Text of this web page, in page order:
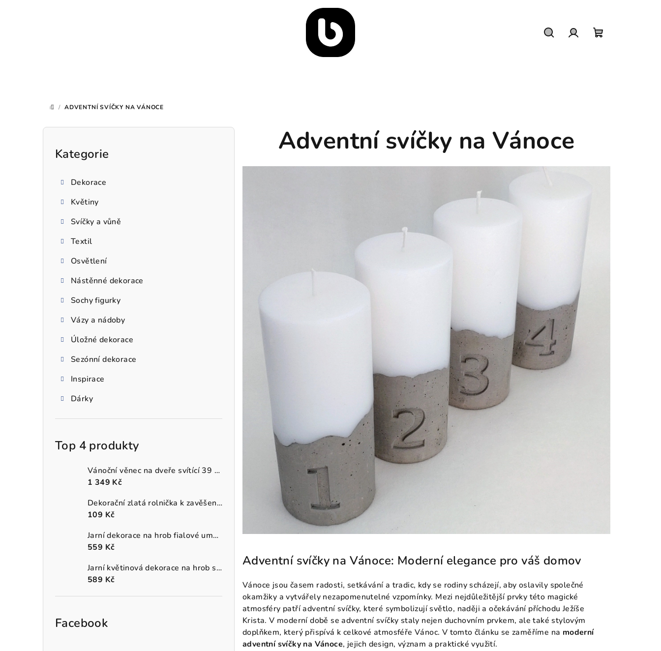
DOMŮ
/ ADVENTNÍ SVÍČKY NA VÁNOCE
P
Přeskočit
Kategorie
Dekorace
Květiny
Svíčky a vůně
Textil
Osvětlení
Nástěnné dekorace
Sochy figurky
Vázy a nádoby
Úložné dekorace
Sezónní dekorace
Inspirace
Dárky
Top 4 produkty
Vánoční věnec na dveře svítící 39 cm
1 349 Kč
Dekorační zlatá rolnička k zavěšení 10 cm
109 Kč
Jarní dekorace na hrob fialové umělé macešky v šedém truhlíku
559 Kč
Jarní květinová dekorace na hrob s oranžovými maceškami
589 Kč
Facebook
Adventní svíčky na Vánoce
Adventní svíčky na Vánoce: Moderní elegance pro váš domov
Vánoce jsou časem radosti, setkávání a tradic, kdy se rodiny scházejí, aby oslavily společné
okamžiky a vytvářely nezapomenutelné vzpomínky. Mezi nejdůležitější prvky této magické
atmosféry patří adventní svíčky, které symbolizují světlo, naději a očekávání příchodu Ježíše
Krista. V moderní době se adventní svíčky staly nejen duchovním prvkem, ale také stylovým
doplňkem, který přispívá k celkové atmosféře Vánoc. V tomto článku se zaměříme na moderní
adventní svíčky na Vánoce, jejich design, význam a praktické využití.